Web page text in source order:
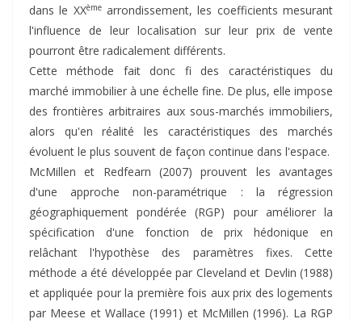
dans le XXèmearrondissement, les coefficients mesurant
l'influence de leur localisation sur leur prix de vente
pourront être radicalement différents.
Cette méthode fait donc fi des caractéristiques du
marché immobilier à une échelle fine. De plus, elle impose
des frontières arbitraires aux sous-marchés immobiliers,
alors qu'en réalité les caractéristiques des marchés
évoluent le plus souvent de façon continue dans l'espace.
McMillen et Redfearn (2007) prouvent les avantages
d'une approche non-paramétrique : la régression
géographiquement pondérée (RGP) pour améliorer la
spécification d'une fonction de prix hédonique en
relâchant l'hypothèse des paramètres fixes. Cette
méthode a été développée par Cleveland et Devlin (1988)
et appliquée pour la première fois aux prix des logements
par Meese et Wallace (1991) et McMillen (1996). La RGP